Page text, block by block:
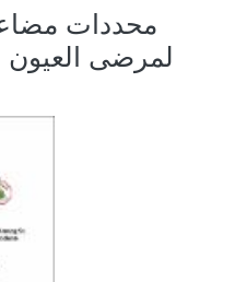
محددات
لمرضى